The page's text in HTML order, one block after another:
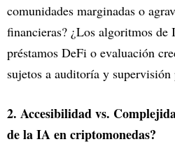
comunidades marginadas o
financieras? ¿Los algoritmos
préstamos DeFi o evaluación
sujetos a auditoría y supervisión
2. Accesibilidad vs.
de la IA en criptomonedas?